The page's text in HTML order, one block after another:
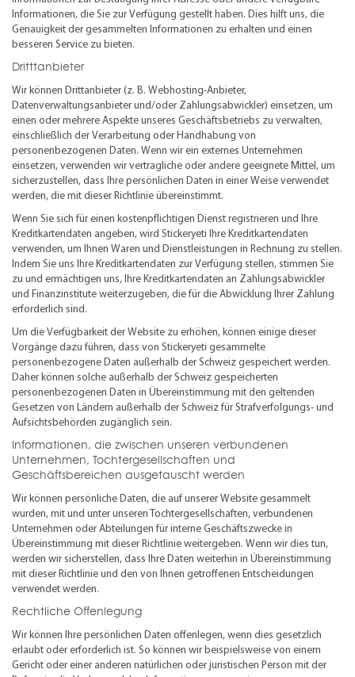
Informationen, die Sie zur Verfügung gestellt haben. Dies hilft uns, die
Genauigkeit der gesammelten Informationen zu erhalten und einen
besseren Service zu bieten.
Dritttanbieter
Wir können Drittanbieter (z. B. Webhosting-Anbieter,
Datenverwaltungsanbieter und/oder Zahlungsabwickler) einsetzen, um
einen oder mehrere Aspekte unseres Geschäftsbetriebs zu verwalten,
einschließlich der Verarbeitung oder Handhabung von
personenbezogenen Daten. Wenn wir ein externes Unternehmen
einsetzen, verwenden wir vertragliche oder andere geeignete Mittel, um
sicherzustellen, dass Ihre persönlichen Daten in einer Weise verwendet
werden, die mit dieser Richtlinie übereinstimmt.
Wenn Sie sich für einen kostenpflichtigen Dienst registrieren und Ihre
Kreditkartendaten angeben, wird Stickeryeti Ihre Kreditkartendaten
verwenden, um Ihnen Waren und Dienstleistungen in Rechnung zu stellen.
Indem Sie uns Ihre Kreditkartendaten zur Verfügung stellen, stimmen Sie
zu und ermächtigen uns, Ihre Kreditkartendaten an Zahlungsabwickler
und Finanzinstitute weiterzugeben, die für die Abwicklung Ihrer Zahlung
erforderlich sind.
Um die Verfügbarkeit der Website zu erhöhen, können einige dieser
Vorgänge dazu führen, dass von Stickeryeti gesammelte
personenbezogene Daten außerhalb der Schweiz gespeichert werden.
Daher können solche außerhalb der Schweiz gespeicherten
personenbezogenen Daten in Übereinstimmung mit den geltenden
Gesetzen von Ländern außerhalb der Schweiz für Strafverfolgungs- und
Aufsichtsbehörden zugänglich sein.
Informationen, die zwischen unseren verbundenen
Unternehmen, Tochtergesellschaften und
Geschäftsbereichen ausgetauscht werden
Wir können persönliche Daten, die auf unserer Website gesammelt
wurden, mit und unter unseren Tochtergesellschaften, verbundenen
Unternehmen oder Abteilungen für interne Geschäftszwecke in
Übereinstimmung mit dieser Richtlinie weitergeben. Wenn wir dies tun,
werden wir sicherstellen, dass Ihre Daten weiterhin in Übereinstimmung
mit dieser Richtlinie und den von Ihnen getroffenen Entscheidungen
verwendet werden.
Rechtliche Offenlegung
Wir können Ihre persönlichen Daten offenlegen, wenn dies gesetzlich
erlaubt oder erforderlich ist. So können wir beispielsweise von einem
Gericht oder einer anderen natürlichen oder juristischen Person mit der